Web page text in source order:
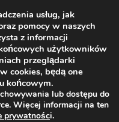
usług, jak
pomocy w naszych
z informacji
użytkowników
przeglądarki
cookies, będą one
końcowym.
lub dostępu do
Więcej informacji na ten
prywatności.